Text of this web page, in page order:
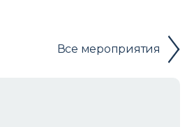
Все мероприятия